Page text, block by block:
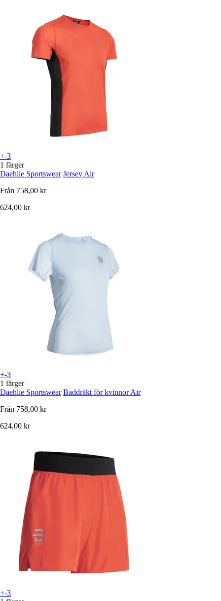
+-3
1 färger
Daehlie Sportswear Jersey Air
Från 758,00 kr
624,00 kr
+-3
1 färger
Daehlie Sportswear Baddräkt för kvinnor Air
Från 758,00 kr
624,00 kr
+-3